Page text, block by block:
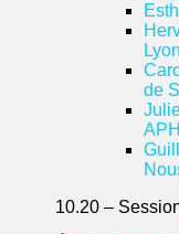
de
10.20 –